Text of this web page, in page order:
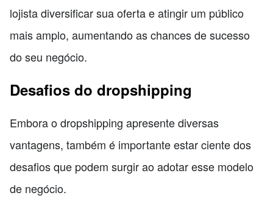
lojista diversificar sua oferta e atingir um público
mais amplo, aumentando as chances de sucesso
do seu negócio.
Desafios do dropshipping
Embora o dropshipping apresente diversas
vantagens, também é importante estar ciente dos
desafios que podem surgir ao adotar esse modelo
de negócio.